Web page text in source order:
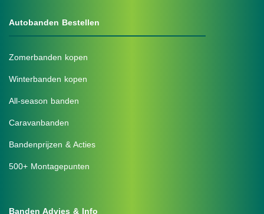
Autobanden Bestellen
Zomerbanden kopen
Winterbanden kopen
All-season banden
Caravanbanden
Bandenprijzen & Acties
500+ Montagepunten
Banden Advies & Info